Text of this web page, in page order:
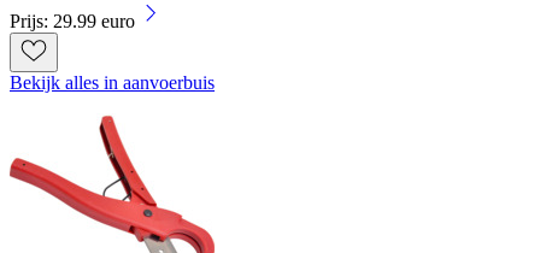
Prijs: 29.99 euro
Bekijk alles in aanvoerbuis